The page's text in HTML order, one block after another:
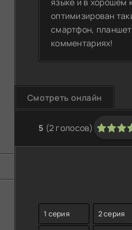
оптимизирован
смартфон,
комментариях!
Смотреть онлайн
5 (2 голосов)
1 2 3 4 5
1 серия 2 серия